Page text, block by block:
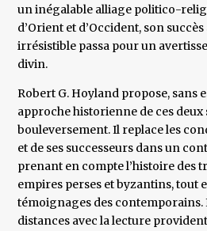
un inégalable alliage politico-
d’Orient et d’Occident, son
irrésistible passa pour un
divin.
Robert G. Hoyland propose, sans
approche historienne de ces deux
bouleversement. Il replace les
et de ses successeurs dans un
prenant en compte l’histoire des
empires perses et byzantins, tout
témoignages des contemporains.
distances avec la lecture